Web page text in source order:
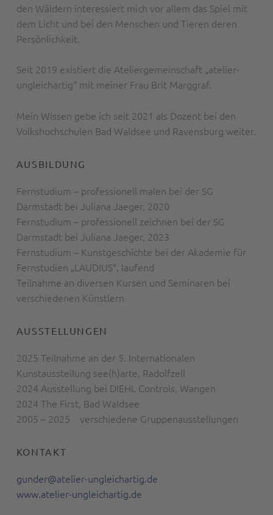
den Wäldern interessiert mich vor allem das Spiel mit
dem Licht und bei den Menschen und Tieren deren
Persönlichkeit.
Seit 2019 existiert die Ateliergemeinschaft „atelier-
ungleichartig“ mit meiner Frau Brit Marggraf.
Mein Wissen gebe ich seit 2021 als Dozent bei den
Volkshochschulen Bad Waldsee und Ravensburg weiter.
AUSBILDUNG
Fernstudium – professionell malen bei der SG
Darmstadt bei Juliana Jaeger, 2020
Fernstudium – professionell zeichnen bei der SG
Darmstadt bei Juliana Jaeger, 2023
Fernstudium – Kunstgeschichte bei der Akademie für
Fernstudien „LAUDIUS“, laufend
Teilnahme an diversen Kursen und Seminaren bei
verschiedenen Künstlern
AUSSTELLUNGEN
2025 Teilnahme an der 5. Internationalen
Kunstausstellung see(h)arte, Radolfzell
2024 Ausstellung bei DIEHL Controls, Wangen
2024 The First, Bad Waldsee
2005 – 2025 verschiedene Gruppenausstellungen
KONTAKT
gunder@atelier-ungleichartig.de
www.atelier-ungleichartig.de